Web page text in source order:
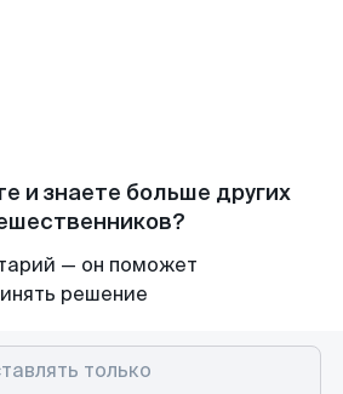
и знаете больше других
— он поможет
решение